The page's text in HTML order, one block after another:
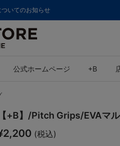
いてのお知らせ
公式ホームページ +B
【+B】/Pitch Grips/EVAマ
(税込)